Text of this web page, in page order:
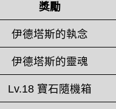
獎勵
伊德塔斯的執念
伊德塔斯的靈魂
Lv.18 寶石隨機箱